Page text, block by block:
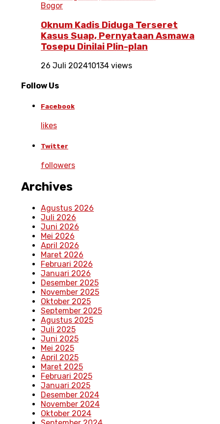
Bogor
Oknum Kadis Diduga Terseret
Kasus Suap, Pernyataan Asmawa
Tosepu Dinilai Plin-plan
26 Juli 202410134 views
Follow Us
Facebook
likes
Twitter
followers
Archives
Agustus 2026
Juli 2026
Juni 2026
Mei 2026
April 2026
Maret 2026
Februari 2026
Januari 2026
Desember 2025
November 2025
Oktober 2025
September 2025
Agustus 2025
Juli 2025
Juni 2025
Mei 2025
April 2025
Maret 2025
Februari 2025
Januari 2025
Desember 2024
November 2024
Oktober 2024